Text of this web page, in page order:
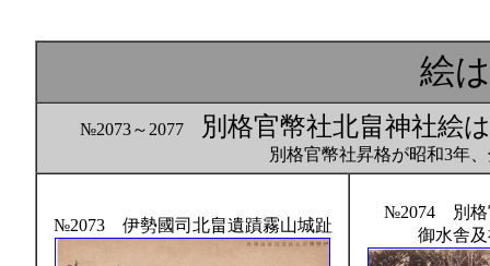
絵
№2073～2077 別格官幣社北畠神社
別格官幣社昇格が昭和3年
№2073 伊勢國司北畠遺蹟霧山城趾
№2074 別
御水舎